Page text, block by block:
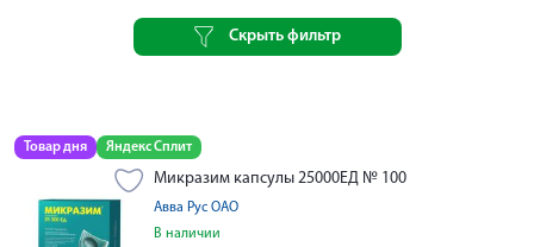
Скрыть фильтр
Товар дня Яндекс Сплит
Микразим капсулы 25000ЕД № 100
Авва Рус ОАО
В наличии